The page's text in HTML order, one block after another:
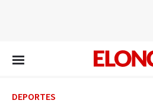
DEPORTES